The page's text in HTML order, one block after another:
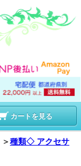
カートを見る
＞種類◇ アクセサ